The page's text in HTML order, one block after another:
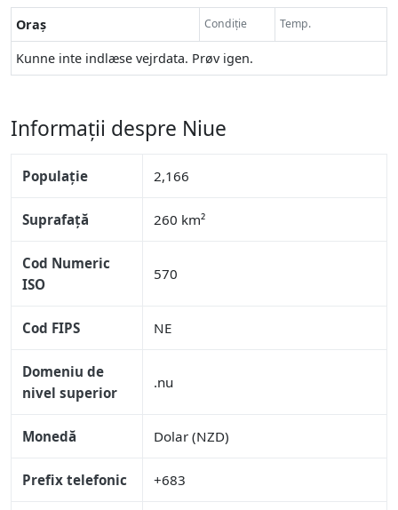
Oraș Condiție Temp.
Kunne inte indlæse vejrdata. Prøv igen.
Informații despre Niue
Populație 2,166
Suprafață 260 km²
Cod Numeric
ISO
570
Cod FIPS NE
Domeniu de
nivel superior
.nu
Monedă Dolar (NZD)
Prefix telefonic +683